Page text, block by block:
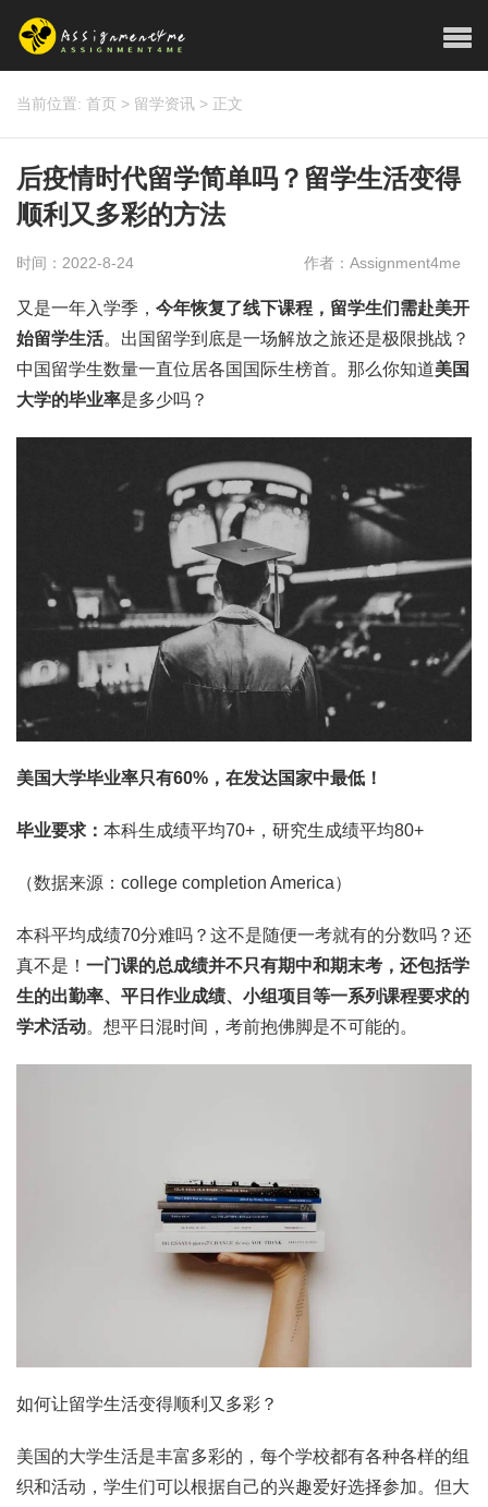
当前位置: 首页 > 留学资讯 > 正文
后疫情时代留学简单吗？留学生活变得
顺利又多彩的方法
时间：2022-8-24 作者：Assignment4me
又是一年入学季， 今年恢复了线下课程，留学生们需赴美开
始留学生活。出国留学到底是一场解放之旅还是极限挑战？
中国留学生数量一直位居各国国际生榜首。那么你知道美国
大学的毕业率是多少吗？
美国大学毕业率只有60%，在发达国家中最低！
毕业要求： 本科生成绩平均70+，研究生成绩平均80+
（数据来源：college completion America）
本科平均成绩70分难吗？这不是随便一考就有的分数吗？还
真不是！ 一门课的总成绩并不只有期中和期末考，还包括学
生的出勤率、平日作业成绩、小组项目等一系列课程要求的
学术活动。想平日混时间，考前抱佛脚是不可能的。
如何让留学生活变得顺利又多彩？
美国的大学生活是丰富多彩的，每个学校都有各种各样的组
织和活动，学生们可以根据自己的兴趣爱好选择参加。但大